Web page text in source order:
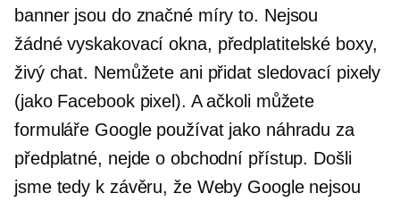
banner jsou do značné míry to. Nejsou
žádnévyskakovací okna, předplatitelské boxy,
živý chat. Nemůžete ani přidat sledovací pixely
(jako Facebook pixel). A ačkoli můžete
formuláře Google používat jako náhradu za
předplatné, nejde o obchodní přístup. Došli
jsme tedy k závěru, že Weby Google nejsou